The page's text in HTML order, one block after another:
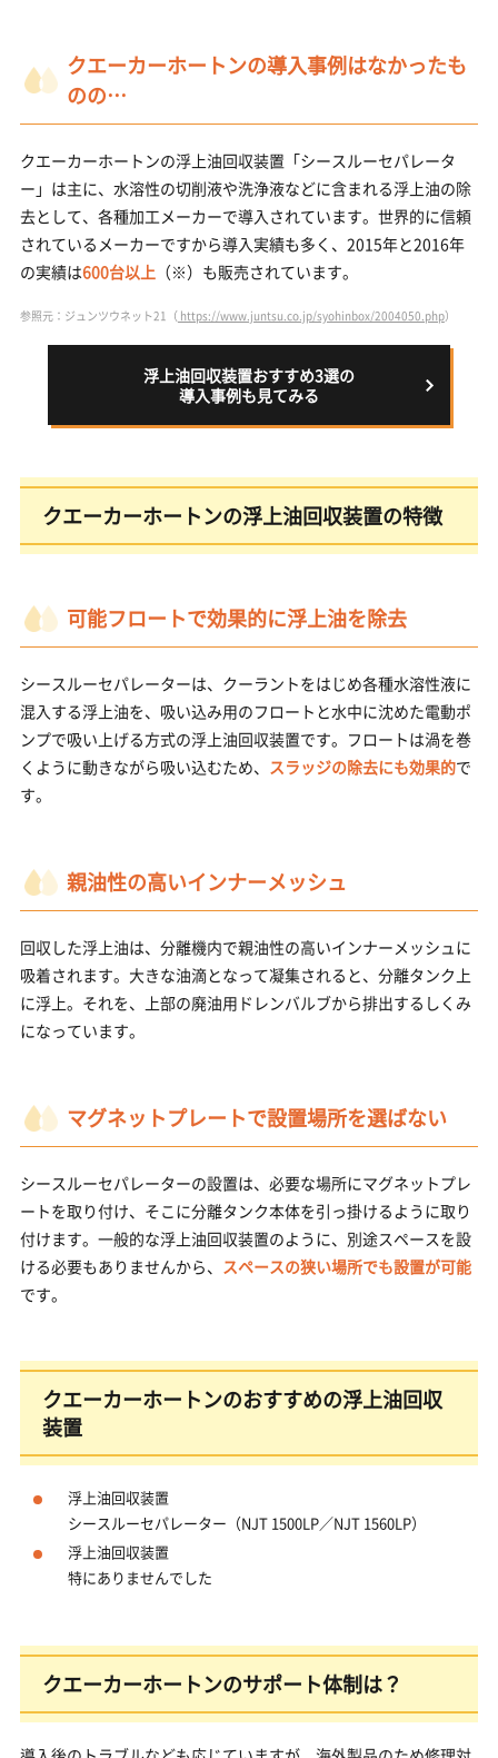
クエーカーホートンの導入事例はなかったも
のの…
クエーカーホートンの浮上油回収装置「シースルーセパレータ
ー」は主に、水溶性の切削液や洗浄液などに含まれる浮上油の除
去として、各種加工メーカーで導入されています。世界的に信頼
されているメーカーですから導入実績も多く、2015年と2016年
の実績は600台以上（※）も販売されています。
参照元：ジュンツウネット21（https://www.juntsu.co.jp/syohinbox/2004050.php）
浮上油回収装置おすすめ3選の
導入事例も見てみる
クエーカーホートンの浮上油回収装置の特徴
可能フロートで効果的に浮上油を除去
シースルーセパレーターは、クーラントをはじめ各種水溶性液に
混入する浮上油を、吸い込み用のフロートと水中に沈めた電動ポ
ンプで吸い上げる方式の浮上油回収装置です。フロートは渦を巻
くように動きながら吸い込むため、 スラッジの除去にも効果的で
す。
親油性の高いインナーメッシュ
回収した浮上油は、分離機内で親油性の高いインナーメッシュに
吸着されます。大きな油滴となって凝集されると、分離タンク上
に浮上。それを、上部の廃油用ドレンバルブから排出するしくみ
になっています。
マグネットプレートで設置場所を選ばない
シースルーセパレーターの設置は、必要な場所にマグネットプレ
ートを取り付け、そこに分離タンク本体を引っ掛けるように取り
付けます。一般的な浮上油回収装置のように、別途スペースを設
ける必要もありませんから、 スペースの狭い場所でも設置が可能
です。
クエーカーホートンのおすすめの浮上油回収
装置
浮上油回収装置
シースルーセパレーター（NJT 1500LP／NJT 1560LP）
浮上油回収装置
特にありませんでした
クエーカーホートンのサポート体制は？